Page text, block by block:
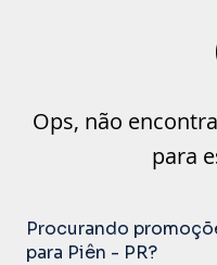
Ops, não
para
Procurando
para Piên - PR?